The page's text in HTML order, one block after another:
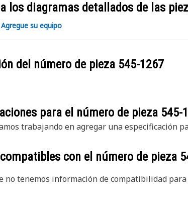
los diagramas detallados de las
Agregue su equipo
del número de pieza 545-1267
para el número de pieza 545-
trabajando en agregar una especificación
con el número de pieza
no tenemos información de compatibilidad para